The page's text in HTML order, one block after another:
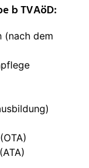
b TVAöD:
(nach dem